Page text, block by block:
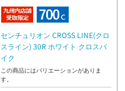
センチュリオン CROSS LINE(クロ
スライン) 30R ホワイト クロスバ
イク
この商品にはバリエーションがありま
す。